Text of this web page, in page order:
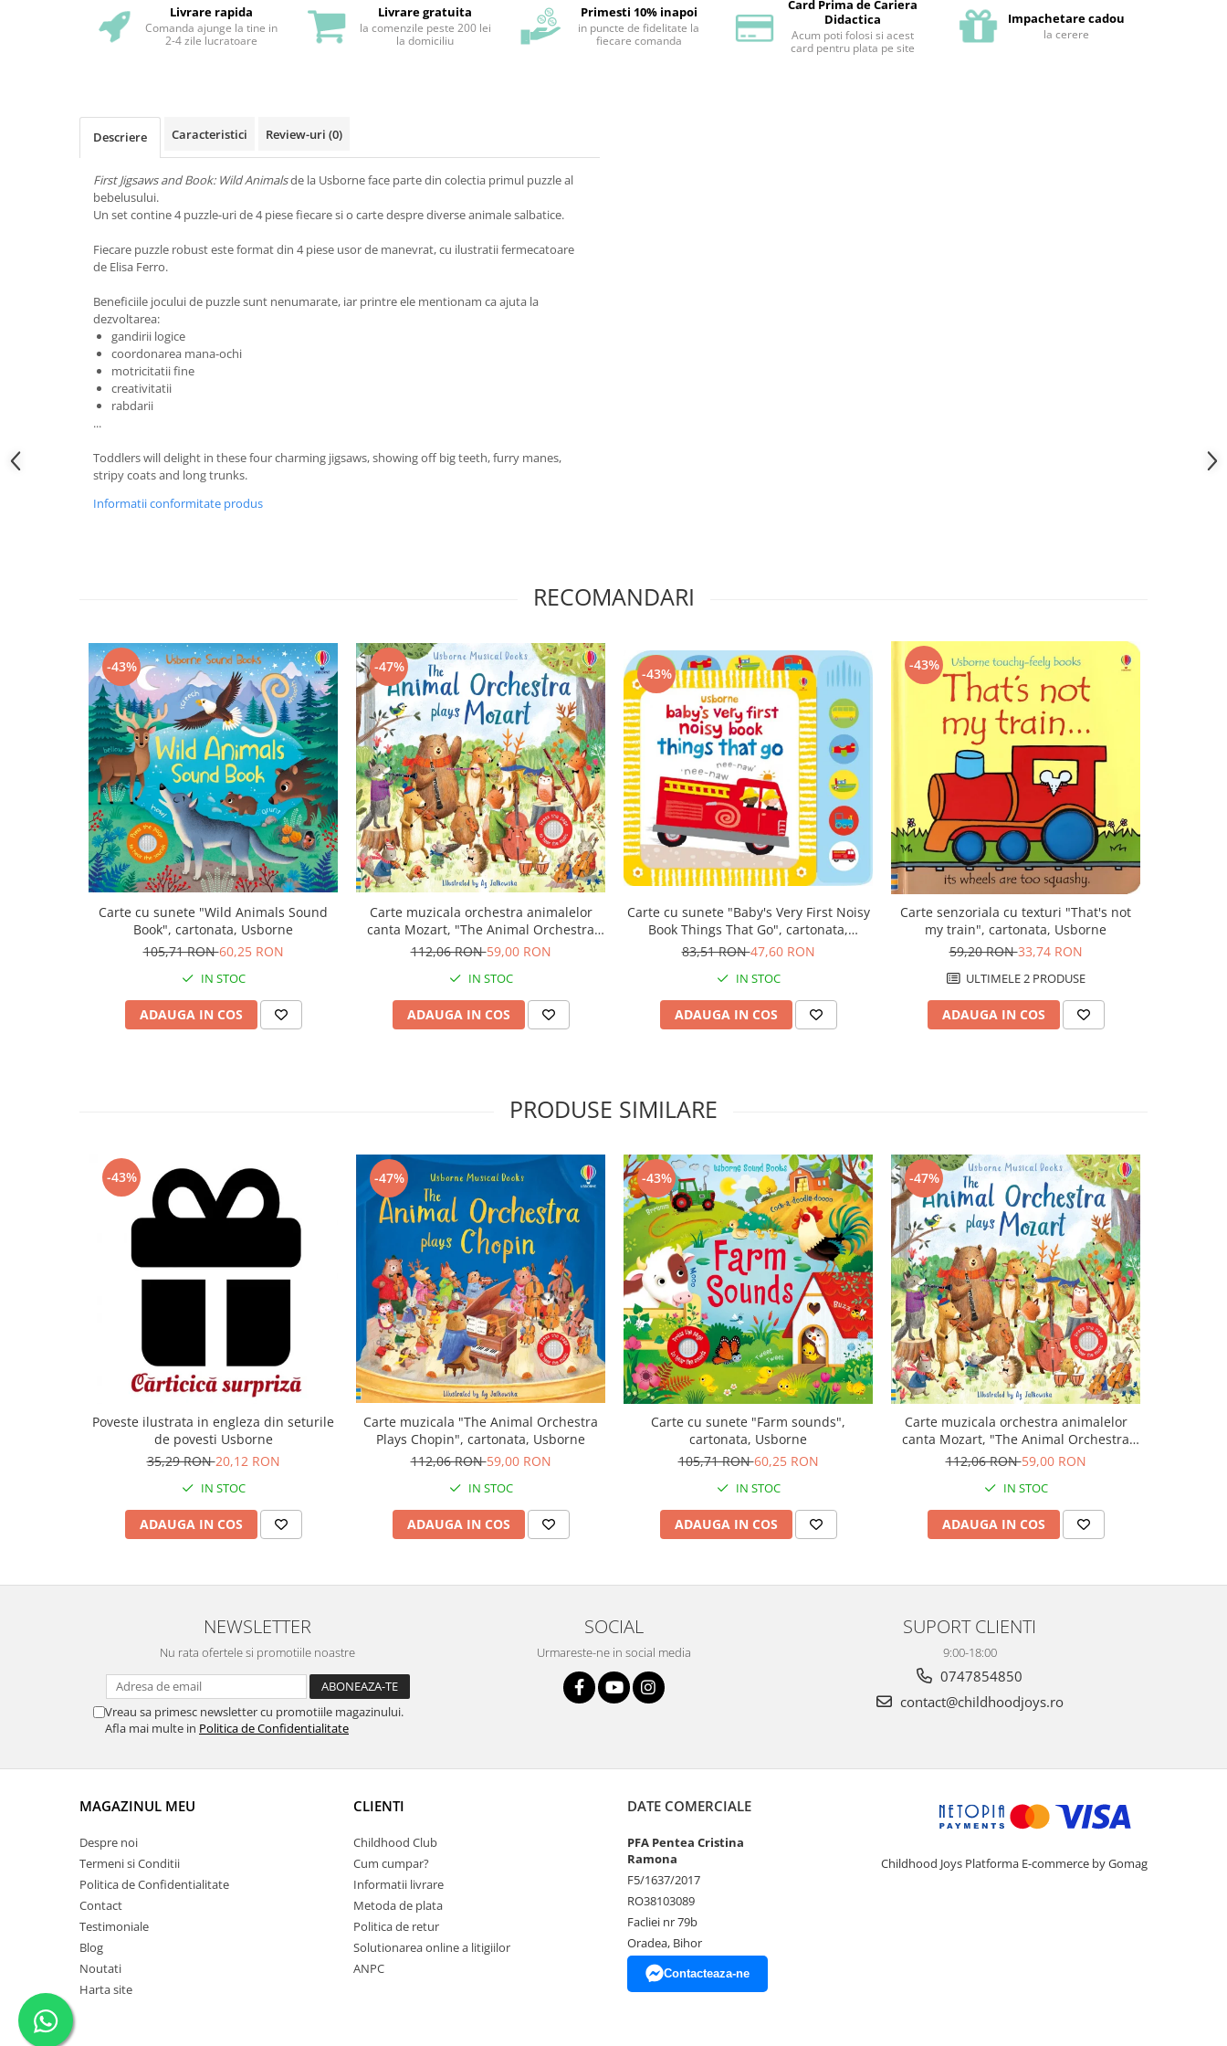
Livrare rapida
Comanda ajunge la tine in
2-4 zile lucratoare
Livrare gratuita
la comenzile peste 200 lei
la domiciliu
Primesti 10% inapoi
in puncte de fidelitate la
fiecare comanda
Card Prima de Cariera
Didactica
Acum poti folosi si acest
card pentru plata pe site
Impachetare cadou
la cerere
Descriere Caracteristici Review-uri (0)
First Jigsaws and Book: Wild Animalsde la Usborne face parte din colectia primul puzzle al
bebelusului.
Un set contine 4 puzzle-uri de 4 piese fiecare si o carte despre diverse animale salbatice.
Fiecare puzzle robust este format din 4 piese usor de manevrat, cu ilustratii fermecatoare
de Elisa Ferro.
Beneficiile jocului de puzzle sunt nenumarate, iar printre ele mentionam ca ajuta la
dezvoltarea:
gandirii logice
coordonarea mana-ochi
motricitatii fine
creativitatii
rabdarii
...
Toddlers will delight in these four charming jigsaws, showing off big teeth, furry manes,
stripy coats and long trunks.
Informatii conformitate produs
RECOMANDARI
-43%
Carte cu sunete "Wild Animals Sound
Book", cartonata, Usborne
105,71 RON60,25 RON
IN STOC
ADAUGA IN COS
-47%
Carte muzicala orchestra animalelor
canta Mozart, "The Animal Orchestra
Plays Mozart", cartonata, Usborne
112,06 RON59,00 RON
IN STOC
ADAUGA IN COS
-43%
Carte cu sunete "Baby's Very First Noisy
Book Things That Go", cartonata,
Usborne
83,51 RON47,60 RON
IN STOC
ADAUGA IN COS
-43%
Carte senzoriala cu texturi "That's not
my train", cartonata, Usborne
59,20 RON33,74 RON
ULTIMELE 2 PRODUSE
ADAUGA IN COS
PRODUSE SIMILARE
-43%
Poveste ilustrata in engleza din seturile
de povesti Usborne
35,29 RON20,12 RON
IN STOC
ADAUGA IN COS
-47%
Carte muzicala "The Animal Orchestra
Plays Chopin", cartonata, Usborne
112,06 RON59,00 RON
IN STOC
ADAUGA IN COS
-43%
Carte cu sunete "Farm sounds",
cartonata, Usborne
105,71 RON60,25 RON
IN STOC
ADAUGA IN COS
-47%
Carte muzicala orchestra animalelor
canta Mozart, "The Animal Orchestra
Plays Mozart", cartonata, Usborne
112,06 RON59,00 RON
IN STOC
ADAUGA IN COS
NEWSLETTER
Nu rata ofertele si promotiile noastre
Vreau sa primesc newsletter cu promotiile magazinului.
Afla mai multe in Politica de Confidentialitate
SOCIAL
Urmareste-ne in social media
SUPORT CLIENTI
9:00-18:00
0747854850
contact@childhoodjoys.ro
MAGAZINUL MEU
Despre noi
Termeni si Conditii
Politica de Confidentialitate
Contact
Testimoniale
Blog
Noutati
Harta site
CLIENTI
Childhood Club
Cum cumpar?
Informatii livrare
Metoda de plata
Politica de retur
Solutionarea online a litigiilor
ANPC
DATE COMERCIALE
PFA Pentea Cristina
Ramona
F5/1637/2017
RO38103089
Facliei nr 79b
Oradea, Bihor
Contacteaza-ne
Childhood Joys Platforma E-commerce by Gomag